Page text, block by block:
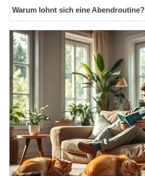
Warum lohnt sich eine Abendroutine?